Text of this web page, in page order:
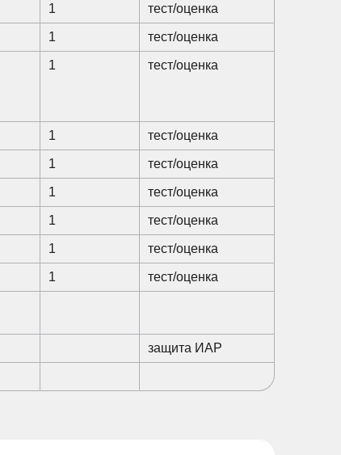
1 тест/оценка
1 тест/оценка
1 тест/оценка
1 тест/оценка
1 тест/оценка
1 тест/оценка
1 тест/оценка
1 тест/оценка
1 тест/оценка
защита ИАР